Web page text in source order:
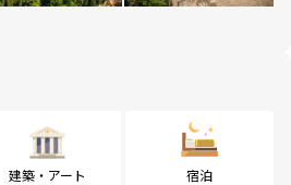
建築・アート 宿泊